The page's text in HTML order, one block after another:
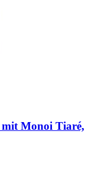
Monoi Tiaré,